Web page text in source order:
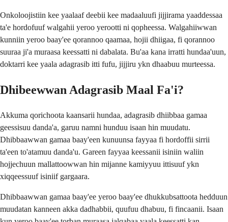
Onkoloojistiin kee yaalaaf deebii kee madaaluufi jijjirama yaaddessaa
ta'e hordofuuf walgahii yeroo yerootti ni qopheessa. Walgahiiwwan
kunniin yeroo baay'ee qorannoo qaamaa, hojii dhiigaa, fi qorannoo
suuraa ji'a muraasa keessatti ni dabalata. Bu'aa kana irratti hundaa'uun,
doktarri kee yaala adagrasib itti fufu, jijjiru ykn dhaabuu murteessa.
Dhibeewwan Adagrasib Maal Fa'i?
Akkuma qorichoota kaansarii hundaa, adagrasib dhiibbaa gamaa
geessisuu danda'a, garuu namni hunduu isaan hin muudatu.
Dhibbaawwan gamaa baay'een kunuunsa fayyaa fi hordoffii sirrii
ta'een to'atamuu danda'u. Gareen fayyaa keessanii isiniin waliin
hojjechuun mallattoowwan hin mijanne kamiyyuu ittisuuf ykn
xiqqeessuuf isiniif gargaara.
Dhibbaawwan gamaa baay'ee yeroo baay'ee dhukkubsattoota hedduun
muudatan kanneen akka dadhabbii, quufuu dhabuu, fi fincaanii. Isaan